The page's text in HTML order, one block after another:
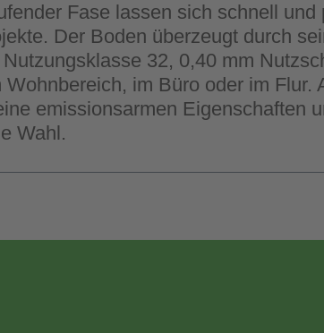
Fase lassen sich schnell
Der Boden überzeugt durch
32, 0,40 mm
im Büro oder im Flur.
emissionsarmen Eigenschaften
Wahl.